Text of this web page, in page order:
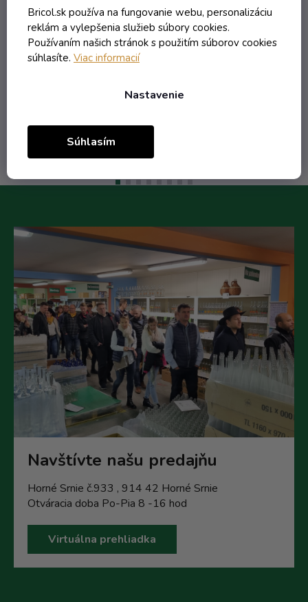
Bricol.sk používa na fungovanie webu, personalizáciu
reklám a vylepšenia služieb súbory cookies.
Používaním našich stránok s použitím súborov cookies
súhlasíte. Viac informacií
Nastavenie
Súhlasím
0,41 € vrátane DPH
0,33 €
Navštívte našu predajňu
Horné Srnie č.933 , 914 42 Horné Srnie
Otváracia doba Po-Pia 8 -16 hod
Virtuálna prehliadka